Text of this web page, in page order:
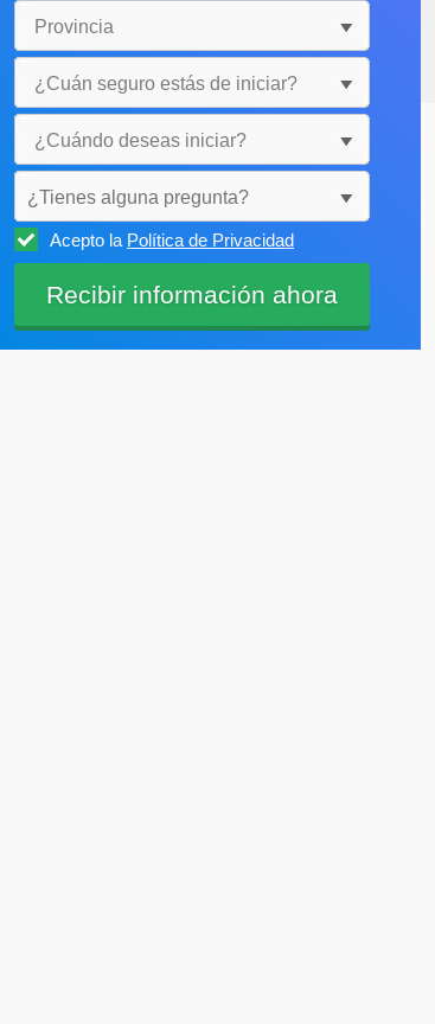
¿Tienes alguna pregunta?
Selecciónala
Acepto la Política de Privacidad